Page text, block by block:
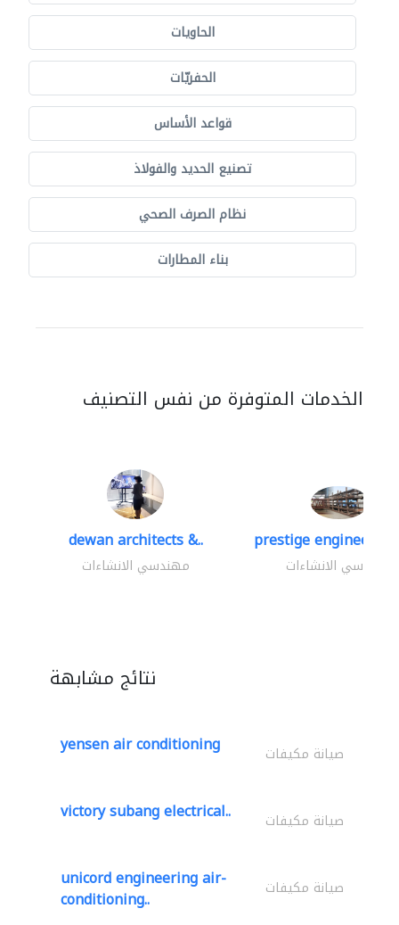
الحاويات
الحفريّات
قواعد الأساس
تصنيع الحديد والفولاذ
نظام الصرف الصحي
بناء المطارات
الخدمات المتوفرة من نفس التصنيف
dewan architects &..
مهندسي الانشاءات
prestige
مهندسي الانشاءات
نتائج مشابهة
yensen air conditioning صيانة مكيفات
victory subang electrical.. صيانة مكيفات
unicord engineering air-
conditioning.. صيانة مكيفات